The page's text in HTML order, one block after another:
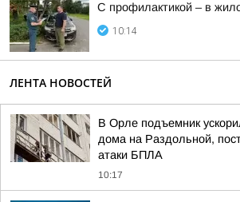
С профилактикой – в
10:14
ЛЕНТА НОВОСТЕЙ
В Орле подъемник
дома на Раздольной,
атаки БПЛА
10:17